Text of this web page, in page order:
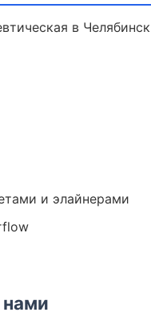
в
и элайнерами